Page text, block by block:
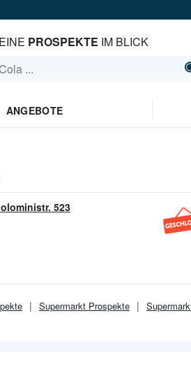
PROSPEKTE IM BLICK
ANGEBOTE
523
Supermarkt Prospekte